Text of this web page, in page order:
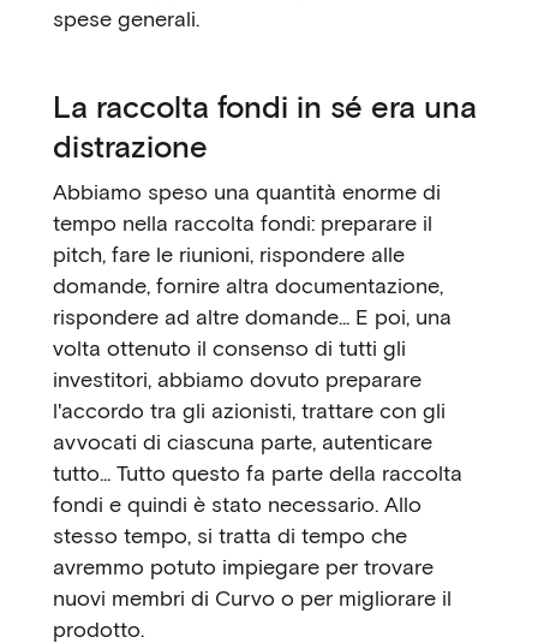
spese generali.
La raccolta fondi in sé era una
distrazione
Abbiamo speso una quantità enorme di
tempo nella raccolta fondi: preparare il
pitch, fare le riunioni, rispondere alle
domande, fornire altra documentazione,
rispondere ad altre domande... E poi, una
volta ottenuto il consenso di tutti gli
investitori, abbiamo dovuto preparare
l'accordo tra gli azionisti, trattare con gli
avvocati di ciascuna parte, autenticare
tutto... Tutto questo fa parte della raccolta
fondi e quindi è stato necessario. Allo
stesso tempo, si tratta di tempo che
avremmo potuto impiegare per trovare
nuovi membri di Curvo o per migliorare il
prodotto.